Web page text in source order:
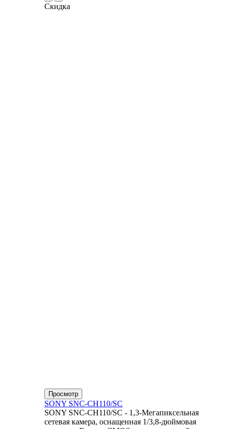
Скидка
Просмотр
SONY SNC-CH110/SC
SONY SNC-CH110/SC - 1,3-Мегапиксельная
сетевая камера, оснащенная 1/3,8-дюймовая